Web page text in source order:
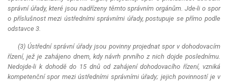
správní úřady, které jsou nadřízeny těmto správním orgánům. Jde-li o spor
o příslušnost mezi ústředními správními úřady, postupuje se přímo podle
odstavce 3.
(3) Ústřední správní úřady jsou povinny projednat spor v dohodovacím
řízení, jež je zahájeno dnem, kdy návrh prvního z nich dojde poslednímu.
Nedojde-li k dohodě do 15 dnů od zahájení dohodovacího řízení, vzniká
kompetenční spor mezi ústředními správními úřady; jejich povinností je v